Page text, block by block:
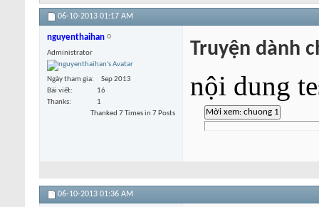
06-10-2013 01:17 AM
nguyenthaihan
Administrator
Ngày tham gia
Sep 2013
Bài viết
16
Thanks
1
Thanked 7 Times in 7 Posts
Truyện dành
nội dung
06-10-2013 01:36 AM